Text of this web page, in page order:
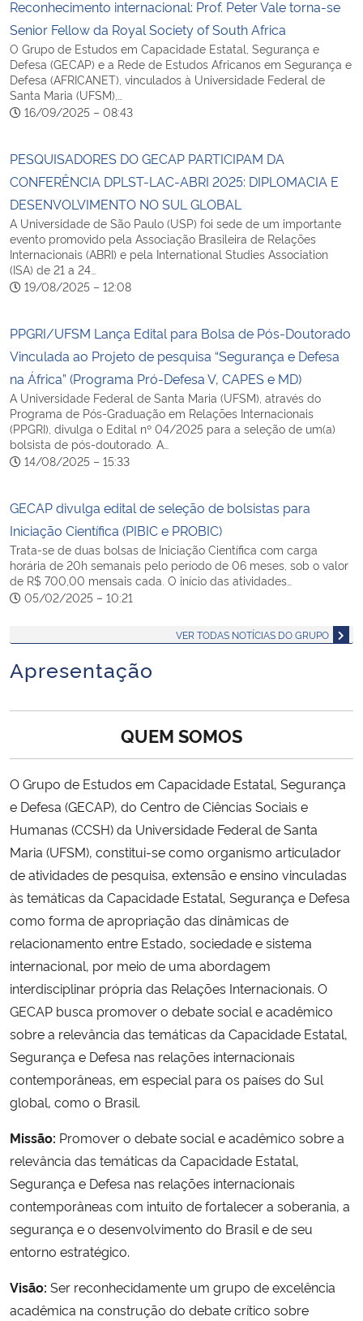
Reconhecimento internacional: Prof. Peter Vale torna-se
Senior Fellow da Royal Society of South Africa
O Grupo de Estudos em Capacidade Estatal, Segurança e
Defesa (GECAP) e a Rede de Estudos Africanos em Segurança e
Defesa (AFRICANET), vinculados à Universidade Federal de
Santa Maria (UFSM),…
16/09/2025 – 08:43
PESQUISADORES DO GECAP PARTICIPAM DA
CONFERÊNCIA DPLST-LAC-ABRI 2025: DIPLOMACIA E
DESENVOLVIMENTO NO SUL GLOBAL
A Universidade de São Paulo (USP) foi sede de um importante
evento promovido pela Associação Brasileira de Relações
Internacionais (ABRI) e pela International Studies Association
(ISA) de 21 a 24…
19/08/2025 – 12:08
PPGRI/UFSM Lança Edital para Bolsa de Pós-Doutorado
Vinculada ao Projeto de pesquisa “Segurança e Defesa
na África” (Programa Pró-Defesa V, CAPES e MD)
A Universidade Federal de Santa Maria (UFSM), através do
Programa de Pós-Graduação em Relações Internacionais
(PPGRI), divulga o Edital nº 04/2025 para a seleção de um(a)
bolsista de pós-doutorado. A…
14/08/2025 – 15:33
GECAP divulga edital de seleção de bolsistas para
Iniciação Científica (PIBIC e PROBIC)
Trata-se de duas bolsas de Iniciação Científica com carga
horária de 20h semanais pelo período de 06 meses, sob o valor
de R$ 700,00 mensais cada. O início das atividades…
05/02/2025 – 10:21
VER TODAS NOTÍCIAS DO GRUPO
Apresentação
QUEM SOMOS
O Grupo de Estudos em Capacidade Estatal, Segurança
e Defesa (GECAP), do Centro de Ciências Sociais e
Humanas (CCSH) da Universidade Federal de Santa
Maria (UFSM), constitui-se como organismo articulador
de atividades de pesquisa, extensão e ensino vinculadas
às temáticas da Capacidade Estatal, Segurança e Defesa
como forma de apropriação das dinâmicas de
relacionamento entre Estado, sociedade e sistema
internacional, por meio de uma abordagem
interdisciplinar própria das Relações Internacionais. O
GECAP busca promover o debate social e acadêmico
sobre a relevância das temáticas da Capacidade Estatal,
Segurança e Defesa nas relações internacionais
contemporâneas, em especial para os países do Sul
global, como o Brasil.
Missão: Promover o debate social e acadêmico sobre a
relevância das temáticas da Capacidade Estatal,
Segurança e Defesa nas relações internacionais
contemporâneas com intuito de fortalecer a soberania, a
segurança e o desenvolvimento do Brasil e de seu
entorno estratégico.
Visão: Ser reconhecidamente um grupo de excelência
acadêmica na construção do debate crítico sobre